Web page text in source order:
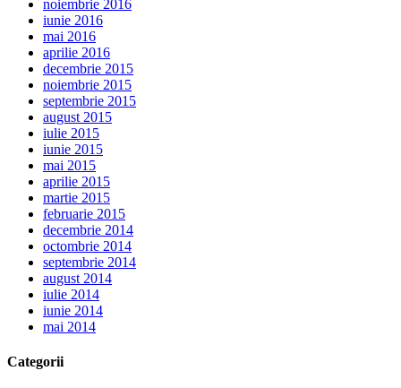
noiembrie 2016
iunie 2016
mai 2016
aprilie 2016
decembrie 2015
noiembrie 2015
septembrie 2015
august 2015
iulie 2015
iunie 2015
mai 2015
aprilie 2015
martie 2015
februarie 2015
decembrie 2014
octombrie 2014
septembrie 2014
august 2014
iulie 2014
iunie 2014
mai 2014
Categorii